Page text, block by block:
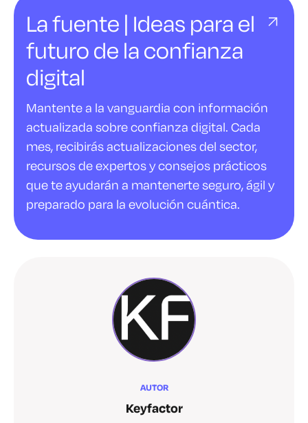
La fuente | Ideas para el
futuro de la confianza
digital
Mantente a la vanguardia con información
actualizada sobre confianza digital. Cada
mes, recibirás actualizaciones del sector,
recursos de expertos y consejos prácticos
que te ayudarán a mantenerte seguro, ágil y
preparado para la evolución cuántica.
AUTOR
Keyfactor